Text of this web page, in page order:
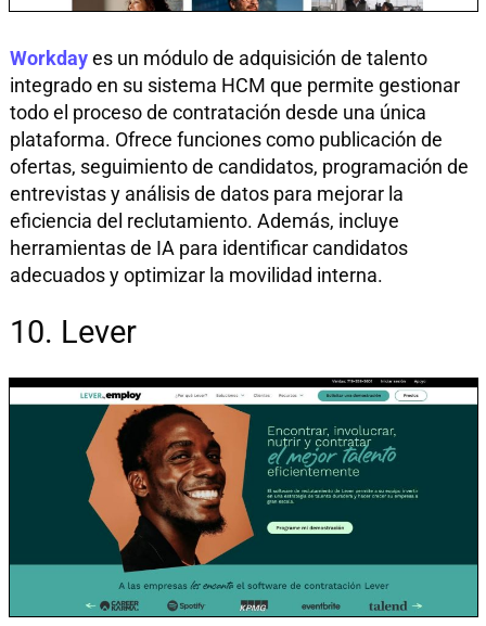
Workdayes un módulo de adquisición de talento
integrado en su sistema HCM que permite gestionar
todo el proceso de contratación desde una única
plataforma. Ofrece funciones como publicación de
ofertas, seguimiento de candidatos, programación de
entrevistas y análisis de datos para mejorar la
eficiencia del reclutamiento. Además, incluye
herramientas de IA para identificar candidatos
adecuados y optimizar la movilidad interna.
10. Lever